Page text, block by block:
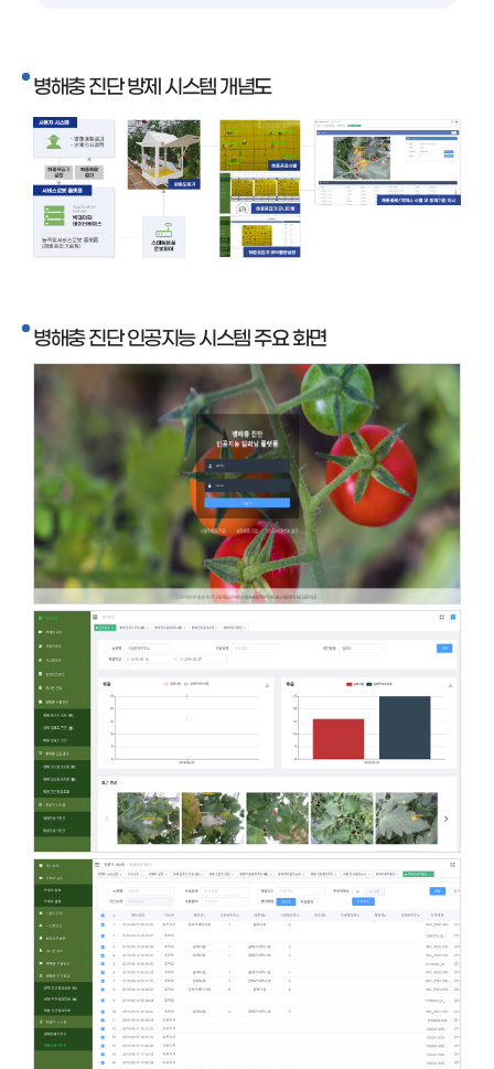
병해충 진단 방제 시스템 개념도
병해충 진단 인공지능 시스템 주요 화면